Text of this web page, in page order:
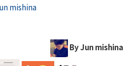
mishina
By Jun mishina